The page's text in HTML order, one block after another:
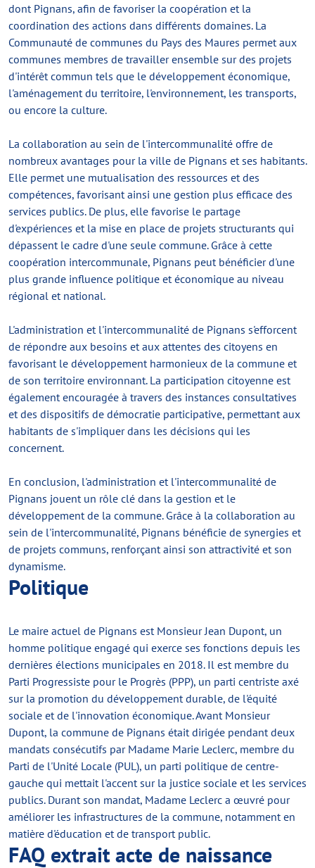
dont Pignans, afin de favoriser la coopération et la
coordination des actions dans différents domaines. La
Communauté de communes du Pays des Maures permet aux
communes membres de travailler ensemble sur des projets
d'intérêt commun tels que le développement économique,
l'aménagement du territoire, l'environnement, les transports,
ou encore la culture.
La collaboration au sein de l'intercommunalité offre de
nombreux avantages pour la ville de Pignans et ses habitants.
Elle permet une mutualisation des ressources et des
compétences, favorisant ainsi une gestion plus efficace des
services publics. De plus, elle favorise le partage
d'expériences et la mise en place de projets structurants qui
dépassent le cadre d'une seule commune. Grâce à cette
coopération intercommunale, Pignans peut bénéficier d'une
plus grande influence politique et économique au niveau
régional et national.
L'administration et l'intercommunalité de Pignans s'efforcent
de répondre aux besoins et aux attentes des citoyens en
favorisant le développement harmonieux de la commune et
de son territoire environnant. La participation citoyenne est
également encouragée à travers des instances consultatives
et des dispositifs de démocratie participative, permettant aux
habitants de s'impliquer dans les décisions qui les
concernent.
En conclusion, l'administration et l'intercommunalité de
Pignans jouent un rôle clé dans la gestion et le
développement de la commune. Grâce à la collaboration au
sein de l'intercommunalité, Pignans bénéficie de synergies et
de projets communs, renforçant ainsi son attractivité et son
dynamisme.
Politique
Le maire actuel de Pignans est Monsieur Jean Dupont, un
homme politique engagé qui exerce ses fonctions depuis les
dernières élections municipales en 2018. Il est membre du
Parti Progressiste pour le Progrès (PPP), un parti centriste axé
sur la promotion du développement durable, de l'équité
sociale et de l'innovation économique. Avant Monsieur
Dupont, la commune de Pignans était dirigée pendant deux
mandats consécutifs par Madame Marie Leclerc, membre du
Parti de l'Unité Locale (PUL), un parti politique de centre-
gauche qui mettait l'accent sur la justice sociale et les services
publics. Durant son mandat, Madame Leclerc a œuvré pour
améliorer les infrastructures de la commune, notamment en
matière d'éducation et de transport public.
FAQ extrait acte de naissance